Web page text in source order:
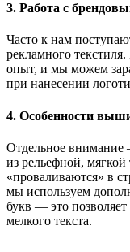
3. Работа с
Часто к нам
рекламного
опыт, и мы можем
при нанесении
4. Особенности
Отдельное
из рельефной,
«проваливаются» в
мы используем
букв — это позволяет
мелкого текста.